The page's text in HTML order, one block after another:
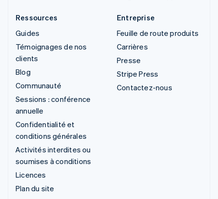
Ressources
Guides
Témoignages de nos
clients
Blog
Communauté
Sessions : conférence
annuelle
Confidentialité et
conditions générales
Activités interdites ou
soumises à conditions
Licences
Plan du site
Entreprise
Feuille de route produits
Carrières
Presse
Stripe Press
Contactez-nous